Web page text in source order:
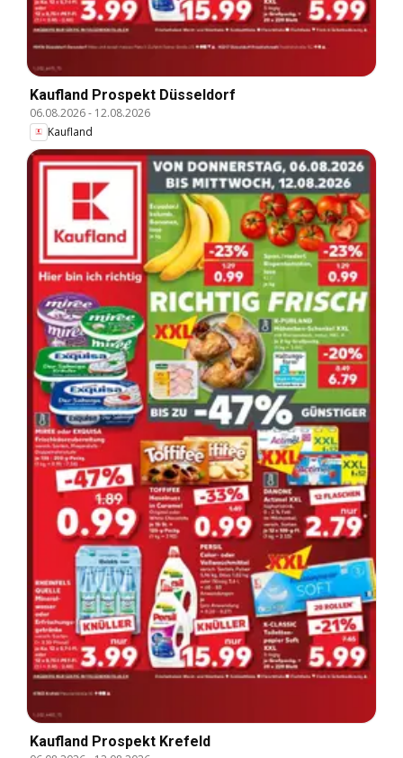
Kaufland Prospekt Düsseldorf
06.08.2026- 12.08.2026
Kaufland
Kaufland Prospekt Krefeld